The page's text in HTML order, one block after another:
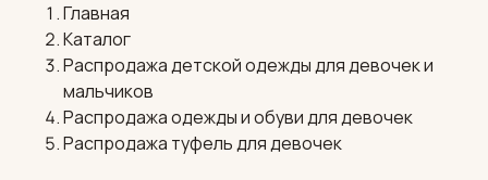
Главная
Каталог
Распродажа детской одежды для девочек и
мальчиков
Распродажа одежды и обуви для девочек
Распродажа туфель для девочек